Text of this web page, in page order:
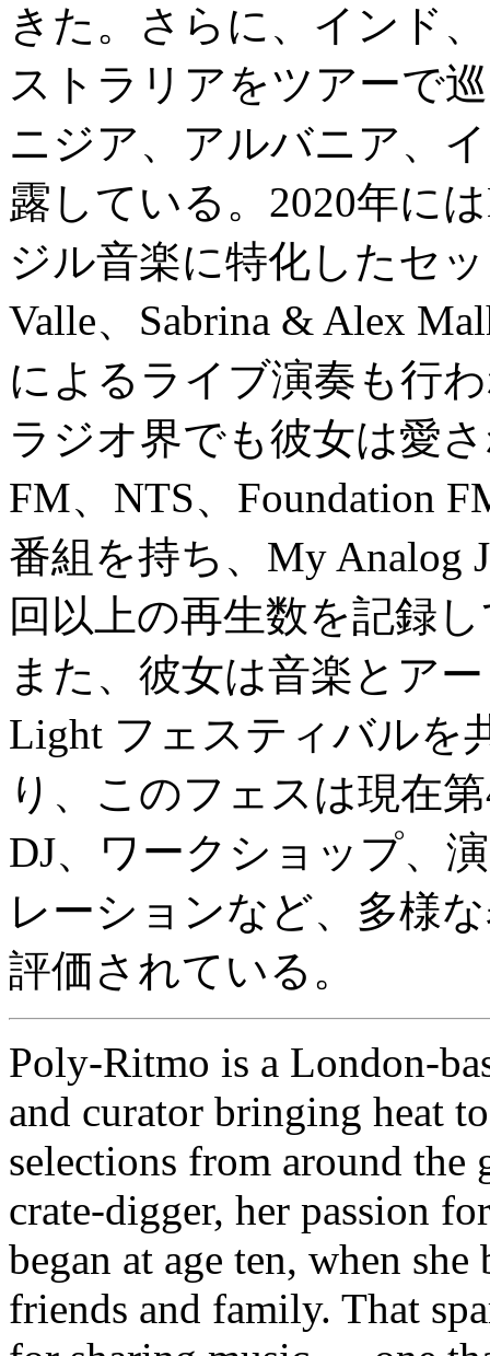
きた。さらに、インド
ストラリアをツアーで
ニジア、アルバニア、
露している。2020年に
ジル音楽に特化したセ
Valle、Sabrina & Alex
によるライブ演奏も行
ラジオ界でも彼女は愛
FM、NTS、Foundation
番組を持ち、My Analog
回以上の再生数を記録
また、彼女は音楽とア
Light フェスティバルを
り、このフェスは現在
DJ、ワークショップ、
レーションなど、多様
評価されている。
Poly-Ritmo is a London-
and curator bringing heat
selections from around the
crate-digger, her passion
began at age ten, when
friends and family. That